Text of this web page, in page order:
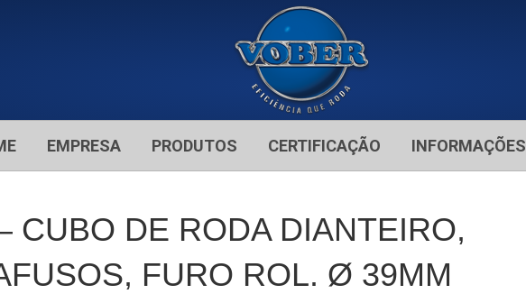
EMPRESA PRODUTOS CERTIFICAÇÃO INFORMAÇÕES
CUBO DE RODA DIANTEIRO,
FURO ROL. Ø 39MM